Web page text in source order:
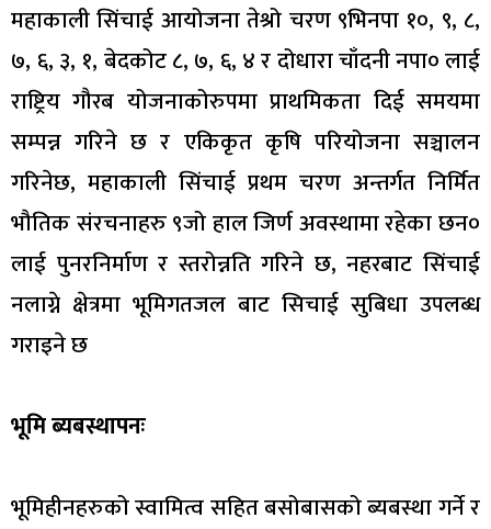
महाकाली सिंचाई आयोजना तेश्रो चरण ९भिनपा १०, ९, ८,
७, ६, ३, १, बेदकोट ८, ७, ६, ४ र दोधारा चाँदनी नपा० लाई
राष्ट्रिय गौरब योजनाकोरुपमा प्राथमिकता दिई समयमा
सम्पन्न गरिने छ र एकिकृत कृषि परियोजना सञ्चालन
गरिनेछ, महाकाली सिंचाई प्रथम चरण अन्तर्गत निर्मित
भौतिक संरचनाहरु ९जो हाल जिर्ण अवस्थामा रहेका छन०
लाई पुनरनिर्माण र स्तरोन्नति गरिने छ, नहरबाट सिंचाई
नलाग्ने क्षेत्रमा भूमिगतजल बाट सिचाई सुबिधा उपलब्ध
गराइने छ
भूमि ब्यबस्थापनः
भूमिहीनहरुको स्वामित्व सहित बसोबासको ब्यबस्था गर्ने र